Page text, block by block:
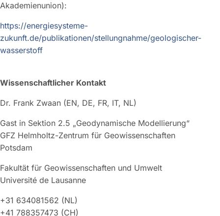
Akademienunion):
https://energiesysteme-
zukunft.de/publikationen/stellungnahme/geologischer-
wasserstoff
Wissenschaftlicher Kontakt
Dr. Frank Zwaan (EN, DE, FR, IT, NL)
Gast in Sektion 2.5 „Geodynamische Modellierung“
GFZ Helmholtz-Zentrum für Geowissenschaften
Potsdam
Fakultät für Geowissenschaften und Umwelt
Université de Lausanne
+31 634081562 (NL)
+41 788357473 (CH)